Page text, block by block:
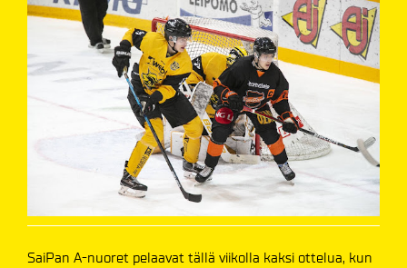
SaiPan A-nuoret pelaavat tällä viikolla kaksi ottelua, kun